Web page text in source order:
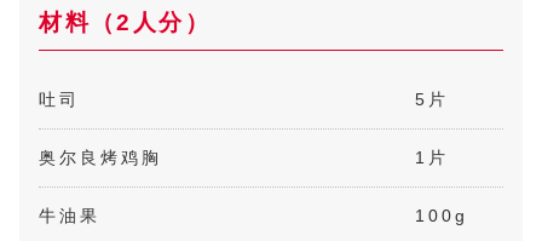
材料（2人分）
吐司 5片
奥尔良烤鸡胸 1片
牛油果 100g